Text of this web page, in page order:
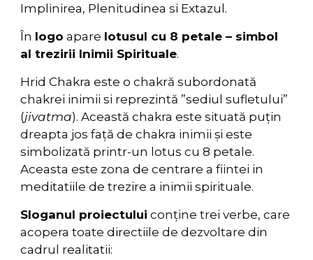
Implinirea, Plenitudinea si Extazul.
În logo apare lotusul cu 8 petale – simbol
al trezirii Inimii Spirituale.
Hrid Chakra este o chakră subordonată
chakrei inimii si reprezintă ”sediul sufletului”
(jivatma). Această chakra este situată puțin
dreapta jos față de chakra inimii și este
simbolizată printr-un lotus cu 8 petale.
Aceasta este zona de centrare a fiintei in
meditatiile de trezire a inimii spirituale.
Sloganul proiectului conține trei verbe, care
acopera toate directiile de dezvoltare din
cadrul realitatii: